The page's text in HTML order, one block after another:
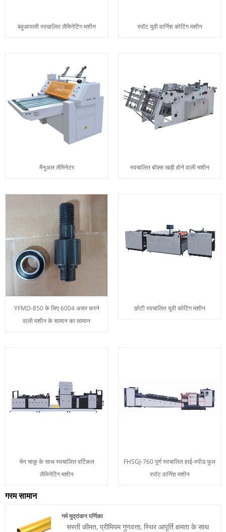
बहुआयामी स्वचालित लैमिनेटिंग मशीन स्पॉट यूवी वार्निश कोटिंग मशीन
मैनुअल लैमिनेटर स्वचालित बॉक्स खड़ी होने वाली मशीन
YFMD-850 के लिए 6004 असर करने
वाली मशीन के सामान का सामान
छोटी स्वचालित यूवी कोटिंग मशीन
चेन चाकू के साथ स्वचालित वर्टिकल
लैमिनेटिंग मशीन
FHSGJ-760 पूर्ण स्वचालित हाई-स्पीड फुल
स्पॉट वार्निश मशीन
गरम सामान
गर्म मुद्रांकन पर्णिका
सस्ती कीमत, प्रीमियम गुणवत्ता, स्थिर आपूर्ति क्षमता के साथ